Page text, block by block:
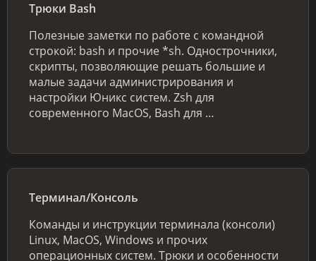
Трюки Bash
Полезные заметки по работе с командной
строкой: bash и прочие *sh. Однострочники,
скрипты, позволяющие решать большие и
малые задачи администрирования и
настройки Юникс систем. Zsh для
современного MacOS, Bash для …
Терминал/Консоль
Команды и инструкции терминала (консоли)
Linux, MacOS, Windows и прочих
операционных систем. Трюки и особенности